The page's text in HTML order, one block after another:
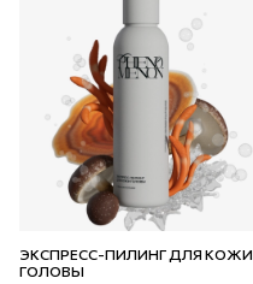
ЭКСПРЕСС-ПИЛИНГ ДЛЯ КОЖИ
ГОЛОВЫ